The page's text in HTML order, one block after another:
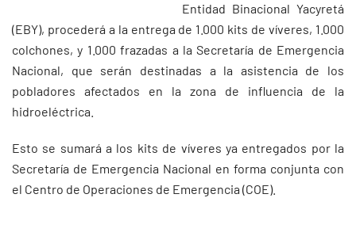
Entidad Binacional Yacyretá
(EBY), procederá a la entrega de 1.000 kits de víveres, 1.000
colchones, y 1.000 frazadas a la Secretaría de Emergencia
Nacional, que serán destinadas a la asistencia de los
pobladores afectados en la zona de influencia de la
hidroeléctrica.
Esto se sumará a los kits de víveres ya entregados por la
Secretaría de Emergencia Nacional en forma conjunta con
el Centro de Operaciones de Emergencia (COE).